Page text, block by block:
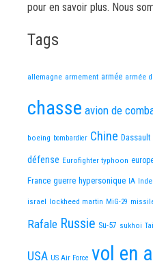
pour en savoir plus. Nous
Tags
allemagne armement armée armée
chasse avion de
boeing bombardier Chine Dassault
défense Eurofighter typhoon
France guerre hypersonique IA Inde
israel lockheed martin MiG-29
Rafale Russie Su-57 sukhoi
USA US Air Force vol en